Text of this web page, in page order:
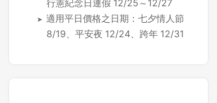
行憲紀念日連假 12/25～12/27
適用平日價格之日期：七夕情人節
8/19、平安夜 12/24、跨年 12/31